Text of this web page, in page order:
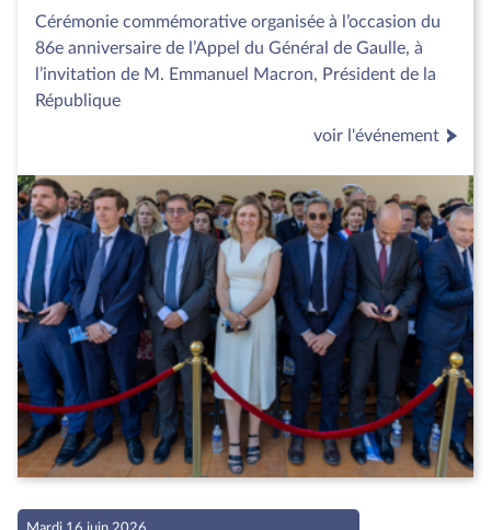
Cérémonie commémorative organisée à l’occasion du
86e anniversaire de l’Appel du Général de Gaulle, à
l’invitation de M. Emmanuel Macron, Président de la
République
voir l'événement